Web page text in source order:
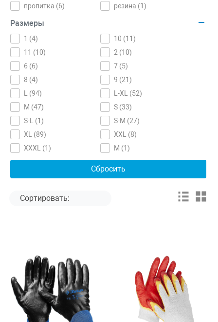
пропитка (6) резина (1)
Размеры
1 (4) 10 (11)
11 (10) 2 (10)
6 (6) 7 (5)
8 (4) 9 (21)
L (94) L-XL (52)
M (47) S (33)
S-L (1 ) S-M (27)
XL (89) XXL (8)
XXXL (1 ) М (1)